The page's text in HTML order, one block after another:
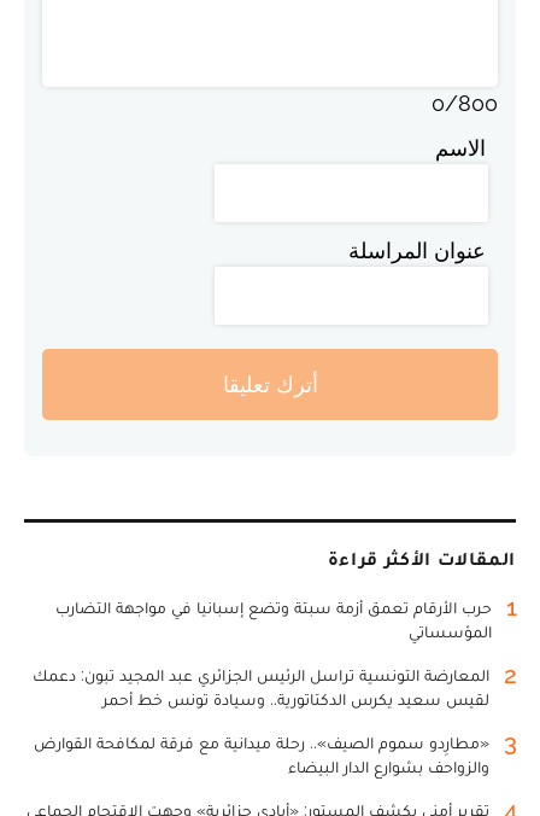
0/800
الاسم
عنوان المراسلة
أترك تعليقا
المقالات الأكثر قراءة
1
حرب الأرقام تعمق أزمة سبتة وتضع إسبانيا في مواجهة التضارب
المؤسساتي
2
المعارضة التونسية تراسل الرئيس الجزائري عبد المجيد تبون: دعمك
لقيس سعيد يكرس الدكتاتورية.. وسيادة تونس خط أحمر
3
«مطارِدو سموم الصيف».. رحلة ميدانية مع فرقة لمكافحة القوارض
والزواحف بشوارع الدار البيضاء
تقرير أمني يكشف المستور: «أيادي جزائرية» وجهت الاقتحام الجماعي